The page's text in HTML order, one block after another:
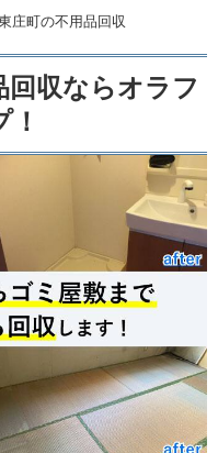
庄町の不用品回収
回収ならオラフ